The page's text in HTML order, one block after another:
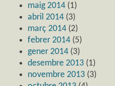
maig 2014 (1)
abril 2014 (3)
març 2014 (2)
febrer 2014 (5)
gener 2014 (3)
desembre 2013 (1)
novembre 2013 (3)